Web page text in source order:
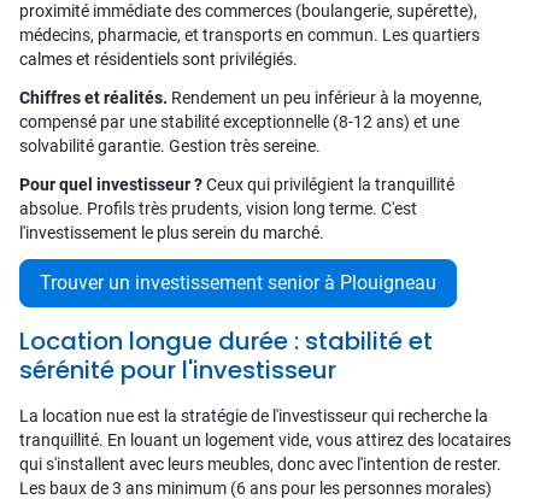
proximité immédiate des commerces (boulangerie, supérette),
médecins, pharmacie, et transports en commun. Les quartiers
calmes et résidentiels sont privilégiés.
Chiffres et réalités. Rendement un peu inférieur à la moyenne,
compensé par une stabilité exceptionnelle (8-12 ans) et une
solvabilité garantie. Gestion très sereine.
Pour quel investisseur ?Ceux qui privilégient la tranquillité
absolue. Profils très prudents, vision long terme. C'est
l'investissement le plus serein du marché.
Trouver un investissement senior à Plouigneau
Location longue durée : stabilité et
sérénité pour l'investisseur
La location nue est la stratégie de l'investisseur qui recherche la
tranquillité. En louant un logement vide, vous attirez des locataires
qui s'installent avec leurs meubles, donc avec l'intention de rester.
Les baux de 3 ans minimum (6 ans pour les personnes morales)